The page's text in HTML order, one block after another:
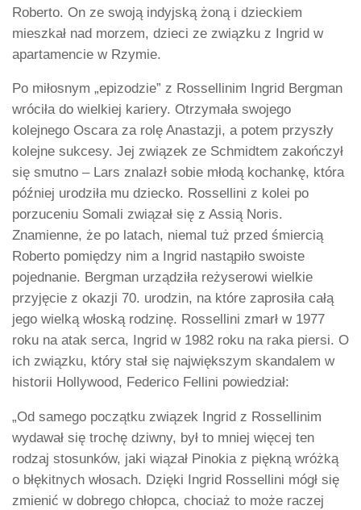
Roberto. On ze swoją indyjską żoną i dzieckiem
mieszkał nad morzem, dzieci ze związku z Ingrid w
apartamencie w Rzymie.
Po miłosnym „epizodzie” z Rossellinim Ingrid Bergman
wróciła do wielkiej kariery. Otrzymała swojego
kolejnego Oscara za rolę Anastazji, a potem przyszły
kolejne sukcesy. Jej związek ze Schmidtem zakończył
się smutno – Lars znalazł sobie młodą kochankę, która
później urodziła mu dziecko. Rossellini z kolei po
porzuceniu Somali związał się z Assią Noris.
Znamienne, że po latach, niemal tuż przed śmiercią
Roberto pomiędzy nim a Ingrid nastąpiło swoiste
pojednanie. Bergman urządziła reżyserowi wielkie
przyjęcie z okazji 70. urodzin, na które zaprosiła całą
jego wielką włoską rodzinę. Rossellini zmarł w 1977
roku na atak serca, Ingrid w 1982 roku na raka piersi. O
ich związku, który stał się największym skandalem w
historii Hollywood, Federico Fellini powiedział:
„Od samego początku związek Ingrid z Rossellinim
wydawał się trochę dziwny, był to mniej więcej ten
rodzaj stosunków, jaki wiązał Pinokia z piękną wróżką
o błękitnych włosach. Dzięki Ingrid Rossellini mógł się
zmienić w dobrego chłopca, chociaż to może raczej